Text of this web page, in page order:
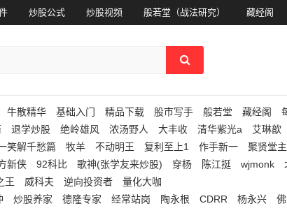
炒股公式 炒股视频 般若堂（战法研究） 藏经阁
牛散精华 基础入门 精品下载 股市写手 般若堂 藏经阁
退学炒股 绝岭雄风 浓汤野人 大丰收 清华紫光a 艾琳歆
笑解千愁篇 牧羊 不动明王 复利至上1 作手新一 聚贤堂主
新侠 92科比 歌神(张学友来炒股) 穿杨 陈江挺 wjmonk
王 威科夫 逆向投资者
量化大咖
炒股养家 德隆专家 经常站岗 陶永根 CDRR 杨永兴